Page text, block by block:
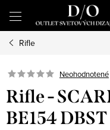
obsah
Rifle
Neohodnotené
Rifle -
BE154